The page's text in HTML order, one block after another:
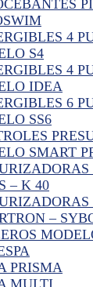
4
S4
4
IDEA
6
SS6
SMART
– K 40
–
PRISMA
MULTI